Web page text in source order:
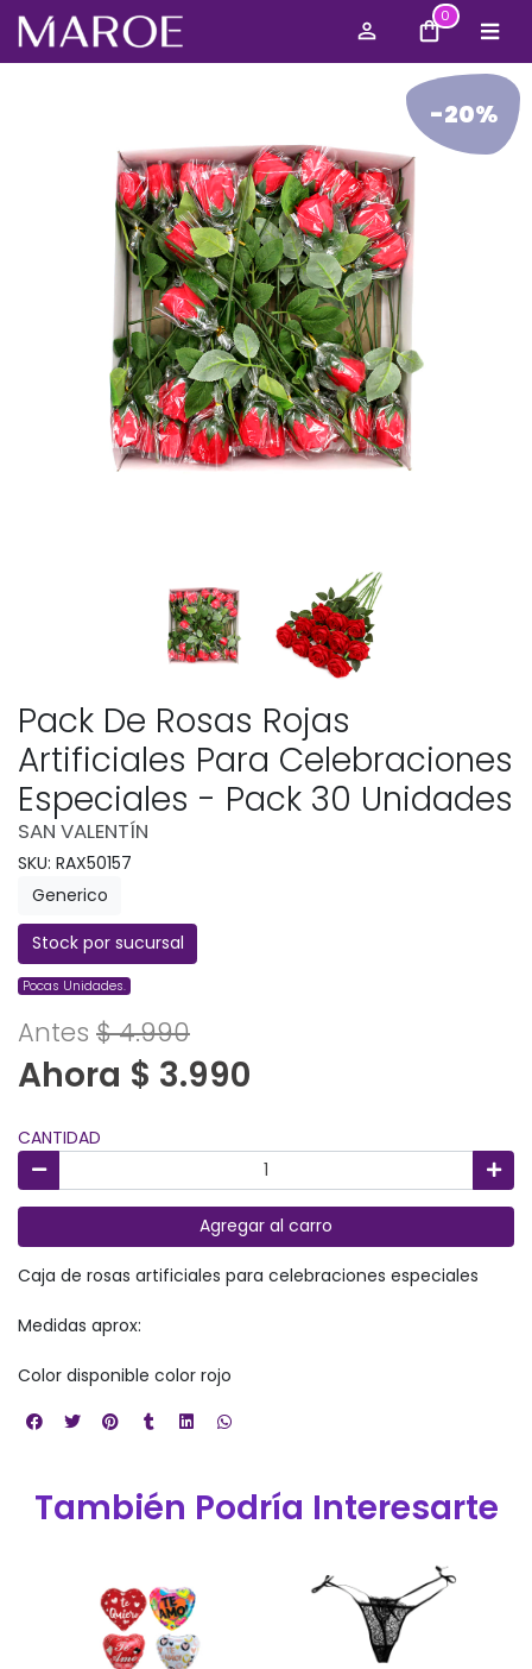
0
-20%
Pack De Rosas Rojas
Artificiales Para Celebraciones
Especiales - Pack 30 Unidades
SAN VALENTÍN
SKU: RAX50157
Generico
Stock por sucursal
Pocas Unidades.
Antes $ 4.990
Ahora $ 3.990
CANTIDAD
Agregar al carro
Caja de rosas artificiales para celebraciones especiales
Medidas aprox:
Color disponible color rojo
También Podría Interesarte